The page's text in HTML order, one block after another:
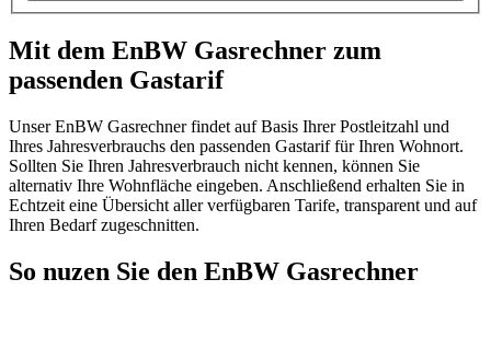
Mit dem EnBW Gasrechner zum
passenden Gastarif
Unser EnBW Gasrechner findet auf Basis Ihrer Postleitzahl und
Ihres Jahresverbrauchs den passenden Gastarif für Ihren Wohnort.
Sollten Sie Ihren Jahresverbrauch nicht kennen, können Sie
alternativ Ihre Wohnfläche eingeben. Anschließend erhalten Sie in
Echtzeit eine Übersicht aller verfügbaren Tarife, transparent und auf
Ihren Bedarf zugeschnitten.
So nuzen Sie den EnBW Gasrechner